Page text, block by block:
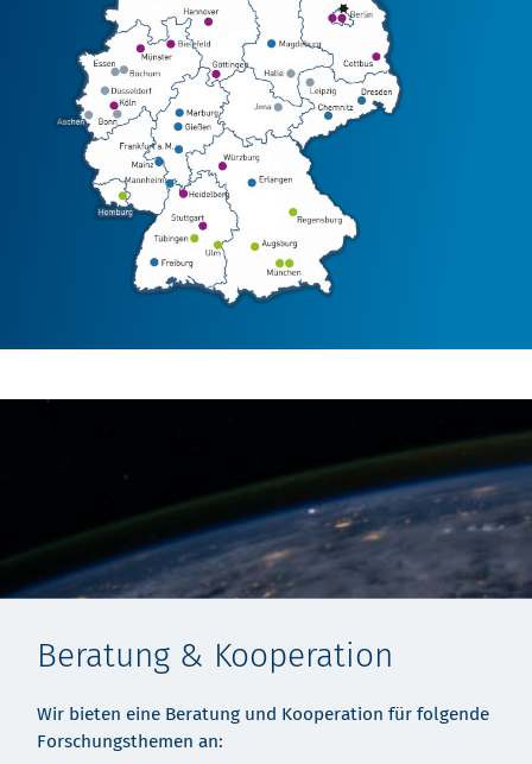
Beratung & Kooperation
Wir bieten eine Beratung und Kooperation für folgende
Forschungsthemen an: